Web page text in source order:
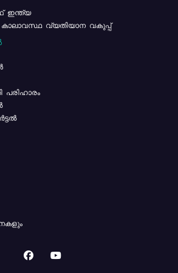
ഇന്ത്യ
കാലാവസ്ഥ വ്യതിയാന വകുപ്പ്
പരിഹാരം